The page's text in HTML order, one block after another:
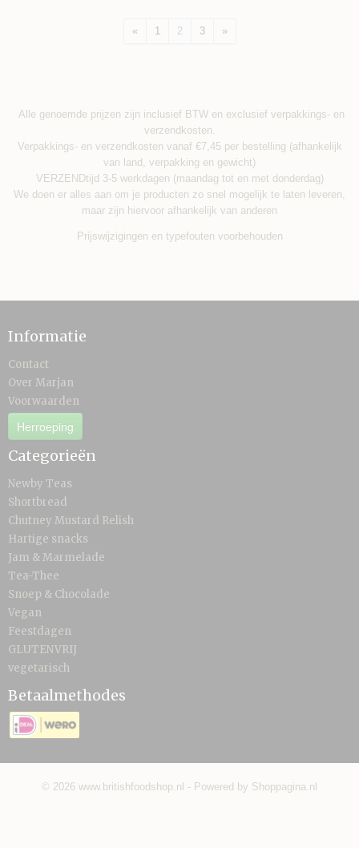
« 1 2 3 »
Alle genoemde prijzen zijn inclusief BTW en exclusief verpakkings- en
verzendkosten.
Verpakkings- en verzendkosten vanaf €7,45 per bestelling (afhankelijk
van land, verpakking en gewicht)
VERZENDtijd 3-5 werkdagen (maandag tot en met donderdag)
We doen er alles aan om je producten zo snel mogelijk te laten leveren,
maar zijn hiervoor afhankelijk van anderen
Prijswijzigingen en typefouten voorbehouden
Informatie
Contact
Over Marjan
Voorwaarden
Herroeping
Categorieën
Newby Teas
Shortbread
Chutney Mustard Relish
Hartige snacks
Jam & Marmelade
Tea-Thee
Snoep & Chocolade
Vegan
Feestdagen
GLUTENVRIJ
vegetarisch
Betaalmethodes
© 2026 www.britishfoodshop.nl - Powered by Shoppagina.nl